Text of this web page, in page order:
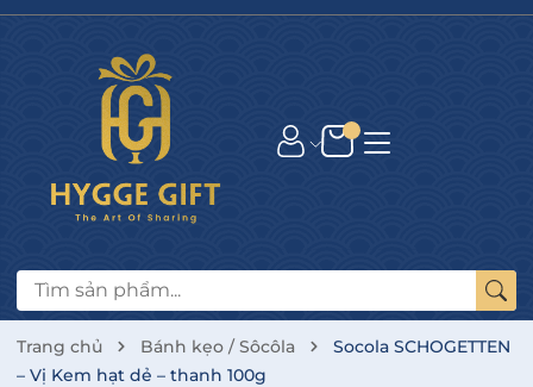
Trang chủ Bánh kẹo / Sôcôla
Socola SCHOGETTEN
– Vị Kem hạt dẻ – thanh 100g